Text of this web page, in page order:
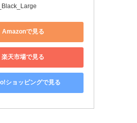
Amazonで見る
楽天市場で見る
ショッピングで見る